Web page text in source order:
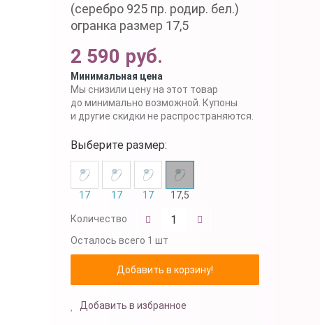
(серебро 925 пр. родир. бел.)
огранка размер 17,5
2 590 руб.
Минимальная цена
Мы снизили цену на этот товар
до минимально возможной. Купоны
и другие скидки не распространяются.
Выберите размер:
17 17 17 17,5
Количество
Осталось всего 1 шт
Добавить в избранное